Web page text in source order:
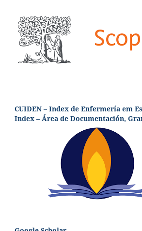
CUIDEN – Index de Enfermería em
Index – Área de Documentación,